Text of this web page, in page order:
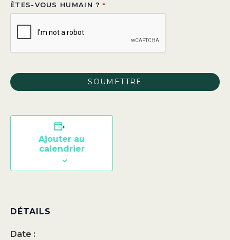
ÊTES-VOUS HUMAIN ? *
SOUMETTRE
DEVRAITAjouter au
calendrier
DÉTAILS
Date :